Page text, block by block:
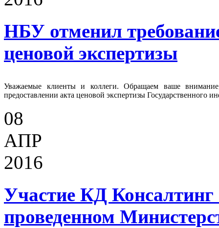
НБУ отменил
ценовой экспертизы
Уважаемые клиенты и коллеги. Обращаем ваше
предоставлении акта ценовой экспертизы Государственного
08
АПР
2016
Участие КД Консалтинг
проведенном